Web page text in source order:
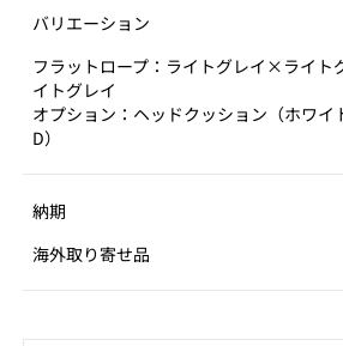
バリエーション
フラットロープ：ライトグレイ×ライ
イトグレイ
オプション：ヘッドクッション（ホワイ
D）
納期
海外取り寄せ品